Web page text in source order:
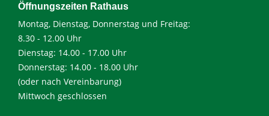
Öffnungszeiten Rathaus
Montag, Dienstag, Donnerstag und Freitag:
8.30 - 12.00 Uhr
Dienstag: 14.00 - 17.00 Uhr
Donnerstag: 14.00 - 18.00 Uhr
(oder nach Vereinbarung)
Mittwoch geschlossen